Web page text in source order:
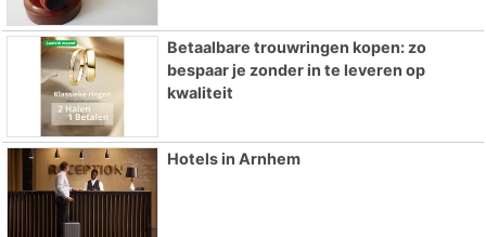
Betaalbare trouwringen kopen: zo
bespaar je zonder in te leveren op
kwaliteit
Hotels in Arnhem